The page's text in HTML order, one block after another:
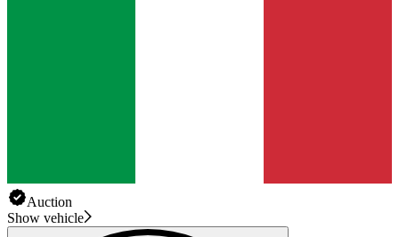
Auction
Show vehicle